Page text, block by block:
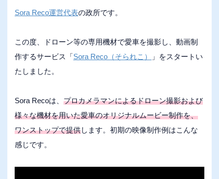
Sora Reco運営代表の政所です。
この度、ドローン等の専用機材で愛車を撮影し、動画制
作するサービス「Sora Reco（そられこ）
」をスタートい
たしました。
Sora Recoは、 プロカメラマンによるドローン撮影および
様々な機材を用いた愛車のオリジナルムービー制作を、
ワンストップで提供します。初期の映像制作例はこんな
感じです。